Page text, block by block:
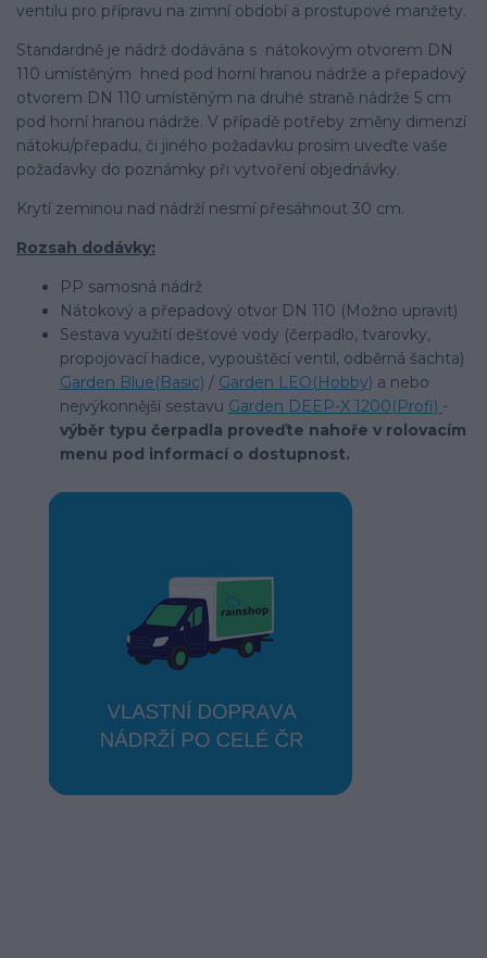
ventilu pro přípravu na zimní období a prostupové manžety.
Standardně je nádrž dodávána s nátokovým otvorem DN
110 umístěným hned pod horní hranou nádrže a přepadový
otvorem DN 110 umístěným na druhé straně nádrže 5 cm
pod horní hranou nádrže. V případě potřeby změny dimenzí
nátoku/přepadu, či jiného požadavku prosím uveďte vaše
požadavky do poznámky při vytvoření objednávky.
Krytí zeminou nad nádrží nesmí přesáhnout 30 cm.
Rozsah dodávky:
PP samosná nádrž
Nátokový a přepadový otvor DN 110 (Možno upravit)
Sestava využití dešťové vody (čerpadlo, tvarovky,
propojovací hadice, vypouštěcí ventil, odběrná šachta)
Garden Blue(Basic) / Garden LEO(Hobby) a nebo
nejvýkonnější sestavu Garden DEEP-X 1200(Profi) -
výběr typu čerpadla proveďte nahoře v rolovacím
menu pod informací o dostupnost.